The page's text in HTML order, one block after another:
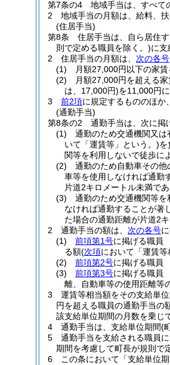
第7条の4
地域手当は、すべて
2
地域手当の月額は、給料、
(住居手当)
第8条
住居手当は、自ら居住
則で定める職員を除く。)に支
2
住居手当の月額は、 次の各号
(1)
月額27,000円以下の家
(2)
月額27,000円を超える
は、17,000円)を11,000円
3
前2項に規定するもののほか
(通勤手当)
第8条の2
通勤手当は、次に掲
(1)
通勤のため交通機関又は
いて「運賃等」という。)を
関等を利用しないで徒歩に
(2)
通勤のため自動車その
車等を使用しなければ通勤
片道2キロメートル未満で
(3)
通勤のため交通機関等
なければ通勤することが著
た場合の通勤距離が片道2
2
通勤手当の額は、 次の各号
(1)
前項第1号に掲げる職員
る額(次項において「運賃
(2)
前項第2号に掲げる職員
(3)
前項第3号に掲げる職員
離、自動車等の使用距離等
3
運賃等相当額をその支給単
円を超える職員の通勤手当の
該支給単位期間の月数を乗じ
4
通勤手当は、支給単位期間(
5
通勤手当を支給される職員
期間を考慮して町長が規則で
6
この条において「支給単位